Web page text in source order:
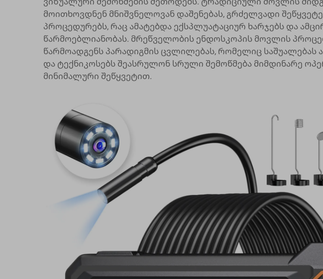
მოითხოვდნენ მნიშვნელოვან დაშენებას, გრძელვადი
პროცედურებს, რაც ამატებდა ექსპლუატაციურ ხარჯებს და
წარმოებლიანობას. მრეწველობის ენდოსკოპის მოვლის
წარმოადგენს პარადიგმის ცვლილებას, რომელიც საშუალებას
და ტექნიკოსებს შეასრულონ სრული შემოწმება მიმდინარე
მინიმალური შეწყვეტით.